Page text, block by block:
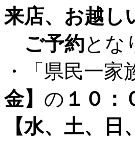
来店、お越し
ご予約とな
・「県民一
金】 の １０：
【水、土、日